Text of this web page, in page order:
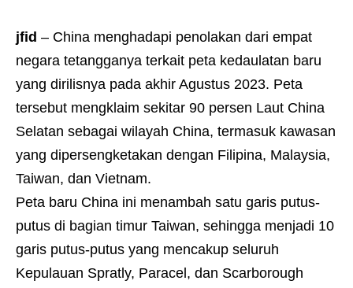
jfid – China menghadapi penolakan dari empat
negara tetangganya terkait peta kedaulatan baru
yang dirilisnya pada akhir Agustus 2023. Peta
tersebut mengklaim sekitar 90 persen Laut China
Selatan sebagai wilayah China, termasuk kawasan
yang dipersengketakan dengan Filipina, Malaysia,
Taiwan, dan Vietnam.
Peta baru China ini menambah satu garis putus-
putus di bagian timur Taiwan, sehingga menjadi 10
garis putus-putus yang mencakup seluruh
Kepulauan Spratly, Paracel, dan Scarborough